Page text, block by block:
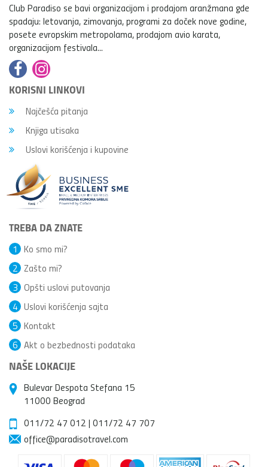
Club Paradiso se bavi organizacijom i prodajom aranžmana gde
spadaju: letovanja, zimovanja, programi za doček nove godine,
posete evropskim metropolama, prodajom avio karata,
organizacijom festivala...
KORISNI LINKOVI
Najčešća pitanja
Knjiga utisaka
Uslovi korišćenja i kupovine
TREBA DA ZNATE
Ko smo mi?
1
Zašto mi?
2
Opšti uslovi putovanja
3
Uslovi korišćenja sajta
4
Kontakt
5
Akt o bezbednosti podataka
6
NAŠE LOKACIJE
Bulevar Despota Stefana 15
11000 Beograd
011/72 47 012 | 011/72 47 707
office@paradisotravel.com